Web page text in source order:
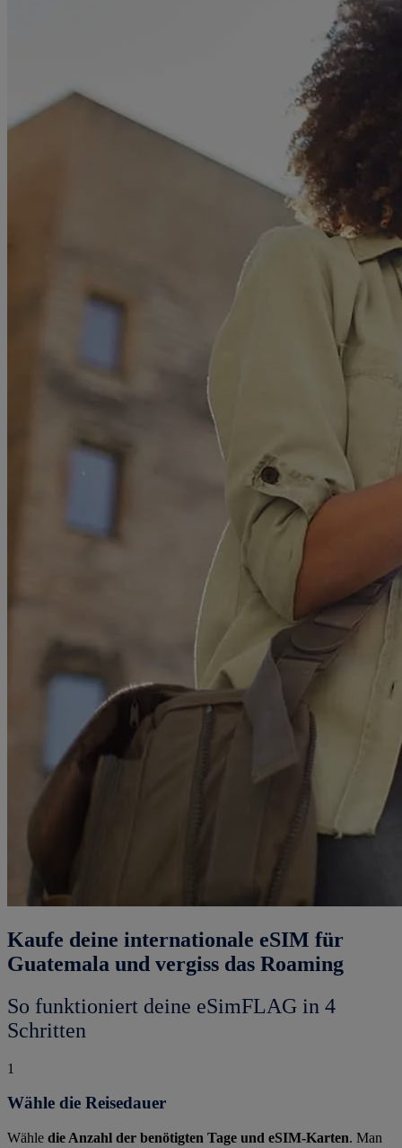
Kaufe deine internationale eSIM für
Guatemala und vergiss das Roaming
So funktioniert deine eSimFLAG in 4
Schritten
1
Wähle die Reisedauer
Wähle die Anzahl der benötigten Tage und eSIM-Karten. Man